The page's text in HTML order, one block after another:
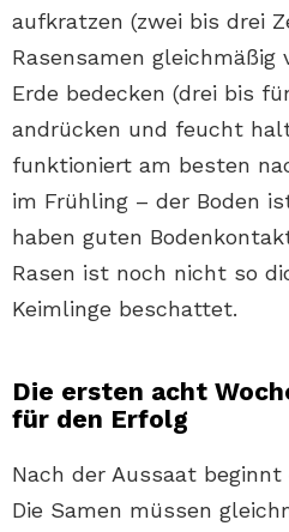
aufkratzen (zwei bis drei
Rasensamen
Erde bedecken (drei bis
andrücken und feucht
funktioniert am besten
im Frühling – der Boden
haben guten
Rasen ist noch nicht so
Keimlinge beschattet.
Die ersten acht
für den Erfolg
Nach der Aussaat
Die Samen müssen